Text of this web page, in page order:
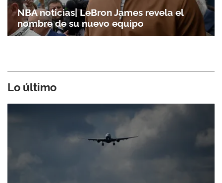
NBA noticias| LeBron James revela el
nombre de su nuevo equipo
Lo último